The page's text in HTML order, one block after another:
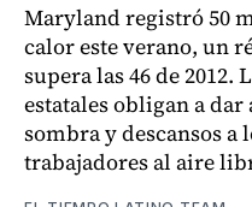
Maryland registró 50
calor este verano, un
supera las 46 de 2012.
estatales obligan a dar
sombra y descansos a
trabajadores al aire